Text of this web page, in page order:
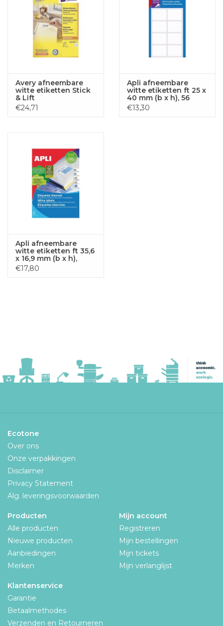
Avery afneembare
witte etiketten Stick
& Lift
€24,71
Apli afneembare
witte etiketten ft 25 x
40 mm (b x h), 56
stuks, 8 per blad
(1895), etui van 7 blad
€13,30
Apli afneembare
witte etiketten ft 35,6
x 16,9 mm (b x h),
2.000 stuks, 80 per
blad etui van 25 blad
€17,80
Ecotone
Over ons
Onze verpakkingen
Disclaimer
Privacy Statement
Alg. leveringsvoorwaarden
Producten
Alle producten
Nieuwe producten
Aanbiedingen
Merken
Mijn account
Registreren
Mijn bestellingen
Mijn tickets
Mijn verlanglijst
Klantenservice
Garantie
Betaalmethodes
Verzenden en Retourneren